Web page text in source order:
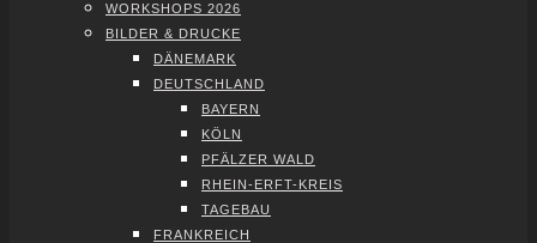
WORK­SHOPS 2026
BIL­DER & DRU­CKE
DÄNE­MARK
DEUTSCH­LAND
BAY­ERN
KÖLN
PFÄL­ZER WALD
RHEIN-ERFT-KREIS
TAGE­BAU
FRANK­REICH